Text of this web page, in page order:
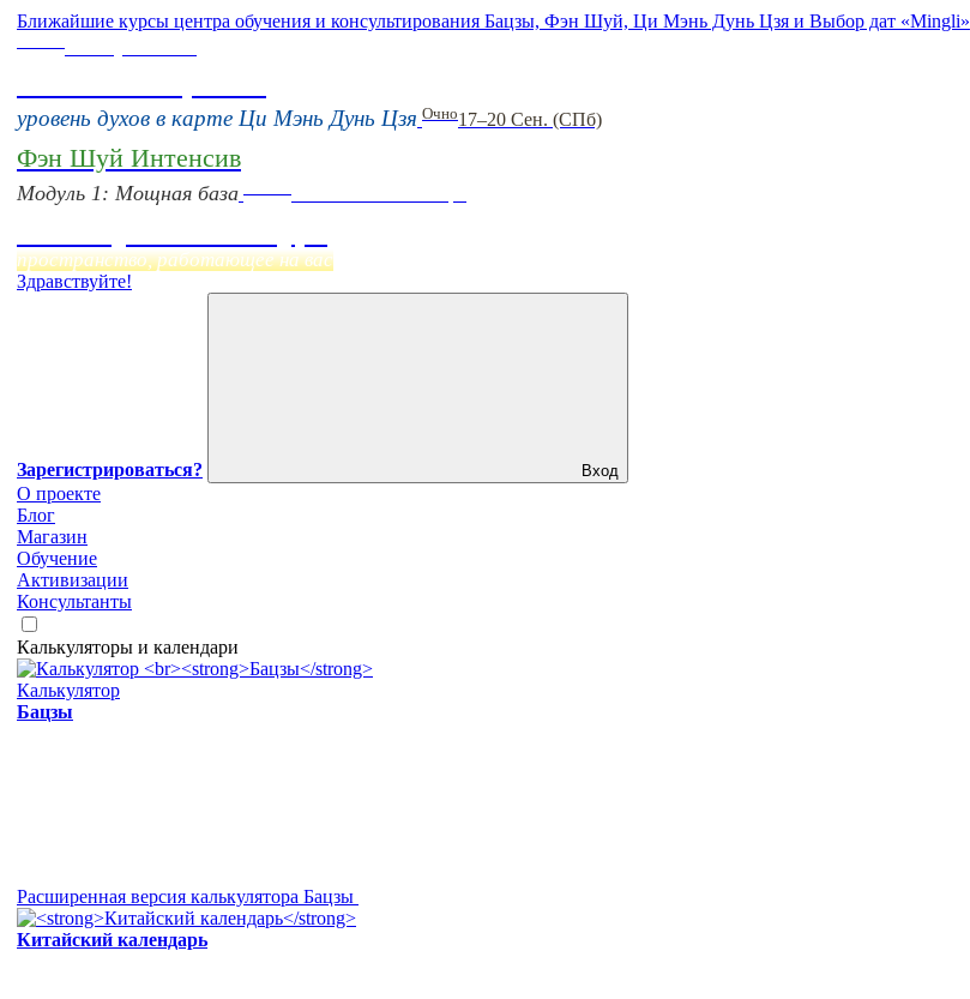
Ближайшие курсы центра обучения и консультирования Бацзы, Фэн Шуй, Ци Мэнь Дунь Цзя и Выбор дат «Mingli»
уровень духов в карте Ци Мэнь Дунь Цзя Очно17–20 Сен. (СПб)
Фэн Шуй Интенсив
Модуль 1: Мощная база
пространство, работающее на вас
Здравствуйте!
Зарегистрироваться? Вход
О проекте
Блог
Магазин
Обучение
Активизации
Консультанты
Калькуляторы и календари
Калькулятор
Бацзы
Расширенная версия калькулятора Бацзы
Китайский календарь